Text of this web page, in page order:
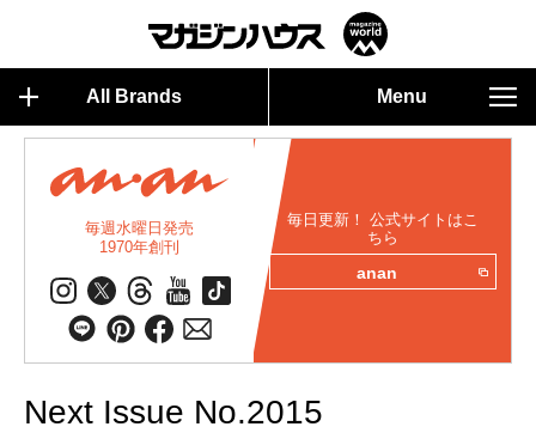
All Brands Menu
毎週水曜日発売
1970年創刊
毎日更新！ 公式サイトはこ
ちら
anan
Next Issue No.2015